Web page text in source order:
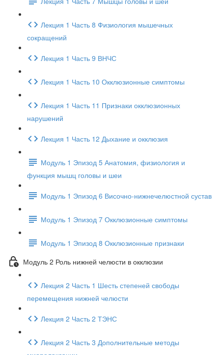
Лекция 1 Часть 8 Физиология мышечных
сокращений
Лекция 1 Часть 9 ВНЧС
Лекция 1 Часть 10 Окклюзионные симптомы
Лекция 1 Часть 11 Признаки окклюзионных
нарушений
Лекция 1 Часть 12 Дыхание и окклюзия
Модуль 1 Эпизод 5 Анатомия, физиология и
функция мышц головы и шеи
Модуль 1 Эпизод 6 Височно-нижнечелюстной сустав
Модуль 1 Эпизод 7 Окклюзионные симптомы
Модуль 1 Эпизод 8 Окклюзионные признаки
Модуль 2 Роль нижней челюсти в окклюзии
Лекция 2 Часть 1 Шесть степеней свободы
перемещения нижней челюсти
Лекция 2 Часть 2 ТЭНС
Лекция 2 Часть 3 Дополнительные методы